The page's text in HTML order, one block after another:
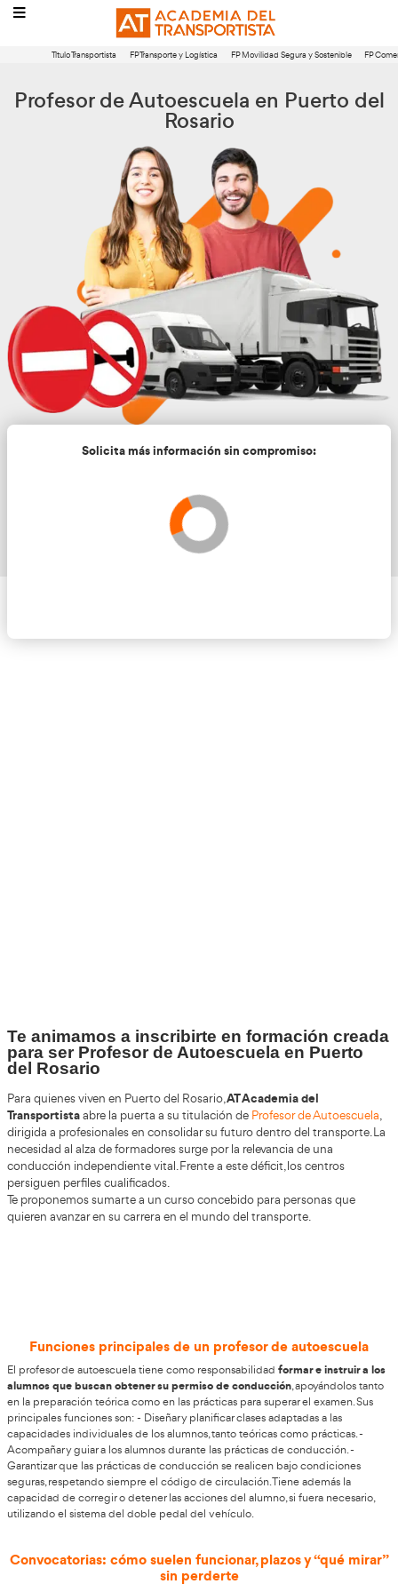
Profesor de Autoescuela en
Rosario
Alumnos Formados
100%
Inserción Laboral
Te animamos a inscribirte en
para ser Profesor de Autoescuela
del Rosario
Para quienes viven en Puerto del Rosario,AT Academia
Transportistaabre la puerta a su titulación deProfesor
dirigida a profesionales en consolidar su futuro dentro
necesidad al alza de formadores surge por la relevancia
conducción independiente vital. Frente a este déficit, los
persiguen perfiles cualificados.
Te proponemos sumarte a un curso concebido para
quieren avanzar en su carrera en el mundo del